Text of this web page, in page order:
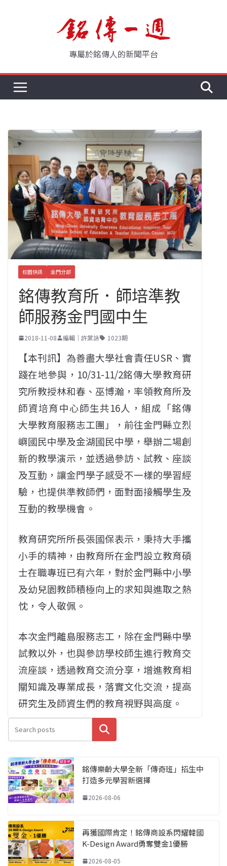
專屬於銘傳人的新聞平台
校園快訊 金門分部
銘傳教育所．師培準教
師服務金門國中生
2018-11-08 編輯｜許棠詠 1023期
【本刊訊】為善盡大學社會責任USR、實
踐在地參與，10/31-11/2銘傳大學教育研
究所教授林和春、巫博瀚，率領教育所及
師資培育中心師生共16人，組成「銘傳
大學教育服務志工團」，前往金門縣立烈
嶼國民中學及金湖國民中學，舉辦二場創
新的教學演示，並透過參訪、試教、座談
及互動，讓金門學子感受不一樣的學習經
驗，也提供準教師們，面對面接觸學生及
互動的教學機會。
教育研究所所長張國保表示，秉持大手攜
小手的精神，由教育所在金門設立教育碩
士在職專班已有六年，對於金門縣中小學
及幼兒園教師積極向上的求知與進取之熱
忱，令人敬佩。
本次金門離島服務志工，除在金門縣中學
試教以外，也與參訪學校師生進行教育交
流座談，透過教育交流分享，增進教育相
關知識及專業成長，落實文化交流，提高
研究生及師資生們的教育視野與高度。
搜尋
銘傳樂齡大學全新「傳奇班」招生中
打造多元學習新選擇
2026-08-06
再獲國際肯定！銘傳商設系閃耀韓國
K-Design Award勇奪雙金1優勝
2026-08-05